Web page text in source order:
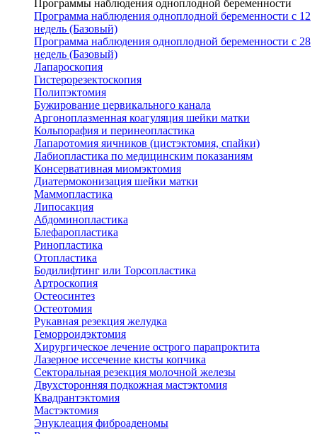
Программы наблюдения одноплодной беременности
Программа наблюдения одноплодной беременности с 12
недель (Базовый)
Программа наблюдения одноплодной беременности с 28
недель (Базовый)
Лапароскопия
Гистерорезектоскопия
Полипэктомия
Бужирование цервикального канала
Аргоноплазменная коагуляция шейки матки
Кольпорафия и перинеопластика
Лапаротомия яичников (цистэктомия, спайки)
Лабиопластика по медицинским показаниям
Консервативная миомэктомия
Диатермоконизация шейки матки
Маммопластика
Липосакция
Абдоминопластика
Блефаропластика
Ринопластика
Отопластика
Бодилифтинг или Торсопластика
Артроскопия
Остеосинтез
Остеотомия
Рукавная резекция желудка
Геморроидэктомия
Хирургическое лечение острого парапроктита
Лазерное иссечение кисты копчика
Секторальная резекция молочной железы
Двухсторонняя подкожная мастэктомия
Квадрантэктомия
Мастэктомия
Энуклеация фиброаденомы